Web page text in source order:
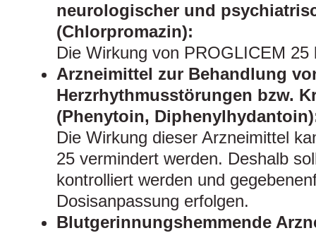
neurologischer und
(Chlorpromazin):
Die Wirkung von PROGLICEM
Arzneimittel zur Behandlung
Herzrhythmusstörungen bzw.
(Phenytoin,
Die Wirkung dieser Arzneimittel
25 vermindert werden. Deshalb
kontrolliert werden und
Dosisanpassung erfolgen.
Blutgerinnungshemmende